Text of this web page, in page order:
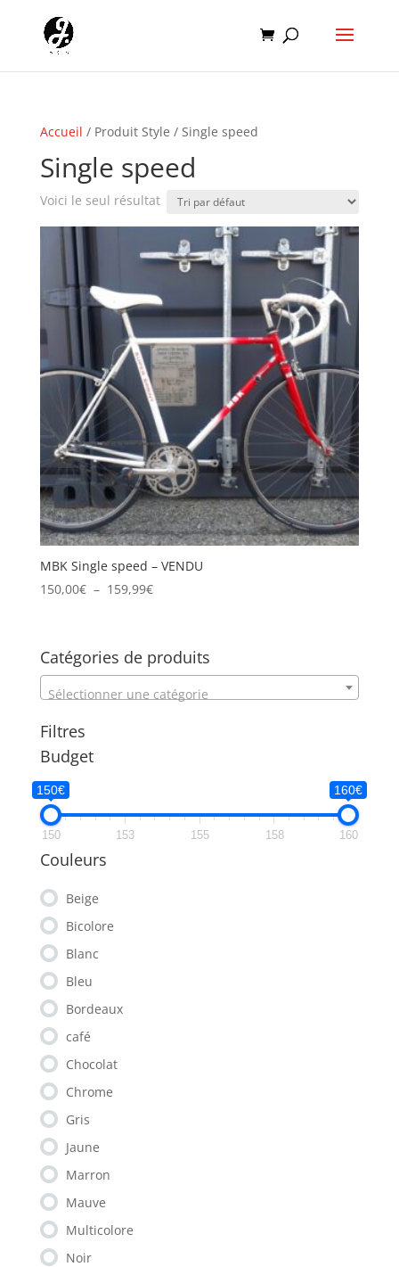
Accueil / Produit Style / Single speed
Single speed
Voici le seul résultat
MBK Single speed – VENDU
150,00€ – 159,99€Plage
150,00€
159,99€
Catégories de produits
Sélectionner une catégorie
Filtres
Budget
150€ 160€
150 153 155 158 160
Couleurs
Beige
Bicolore
Blanc
Bleu
Bordeaux
café
Chocolat
Chrome
Gris
Jaune
Marron
Mauve
Multicolore
Noir